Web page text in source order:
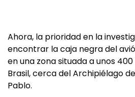
Ahora, la prioridad en la
encontrar la caja negra del
en una zona situada a unos
Brasil, cerca del Archipiélago
Pablo.